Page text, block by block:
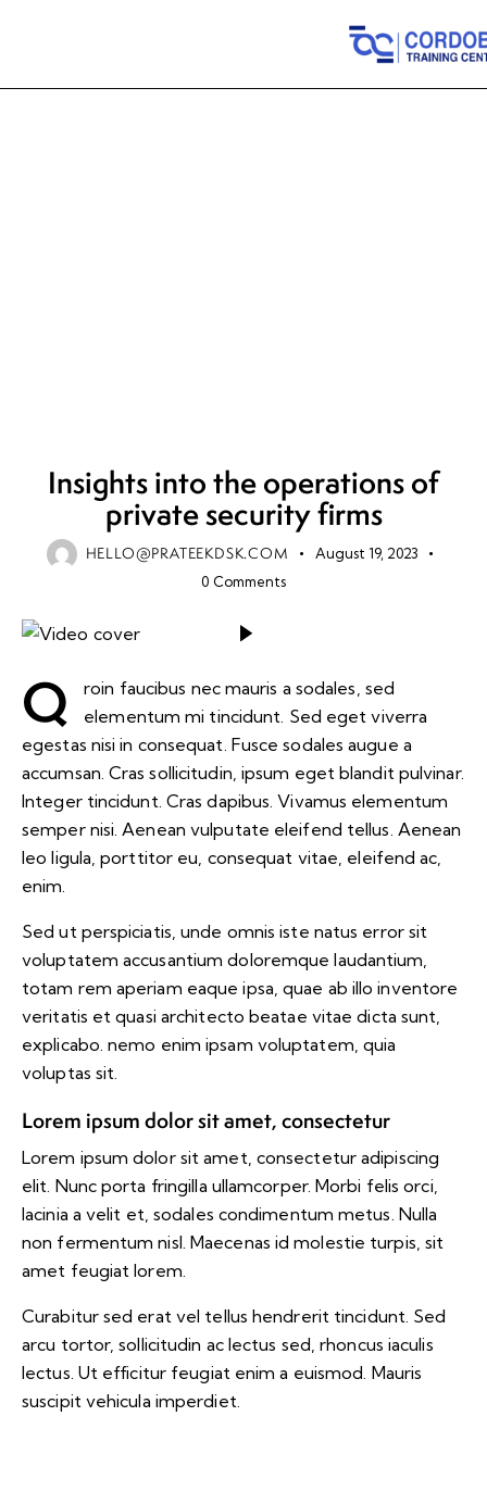
Insights into the operations of
private security firms
HELLO@PRATEEKDSK.COM
August 19, 2023
0 Comments
Q
roin faucibus nec mauris a sodales, sed
elementum mi tincidunt. Sed eget viverra
egestas nisi in consequat. Fusce sodales augue a
accumsan. Cras sollicitudin, ipsum eget blandit pulvinar.
Integer tincidunt. Cras dapibus. Vivamus elementum
semper nisi. Aenean vulputate eleifend tellus. Aenean
leo ligula, porttitor eu, consequat vitae, eleifend ac,
enim.
Sed ut perspiciatis, unde omnis iste natus error sit
voluptatem accusantium doloremque laudantium,
totam rem aperiam eaque ipsa, quae ab illo inventore
veritatis et quasi architecto beatae vitae dicta sunt,
explicabo. nemo enim ipsam voluptatem, quia
voluptas sit.
Lorem ipsum dolor sit amet, consectetur
Lorem ipsum dolor sit amet, consectetur adipiscing
elit. Nunc porta fringilla ullamcorper. Morbi felis orci,
lacinia a velit et, sodales condimentum metus. Nulla
non fermentum nisl. Maecenas id molestie turpis, sit
amet feugiat lorem.
Curabitur sed erat vel tellus hendrerit tincidunt. Sed
arcu tortor, sollicitudin ac lectus sed, rhoncus iaculis
lectus. Ut efficitur feugiat enim a euismod. Mauris
suscipit vehicula imperdiet.